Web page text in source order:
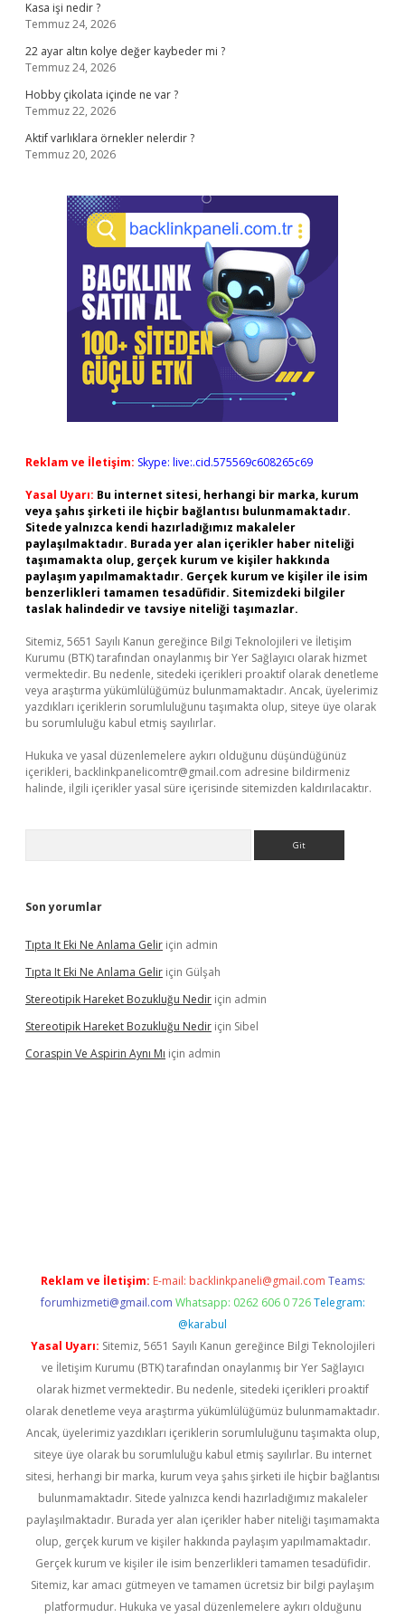
Kasa işi nedir ?
Temmuz 24, 2026
22 ayar altın kolye değer kaybeder mi ?
Temmuz 24, 2026
Hobby çikolata içinde ne var ?
Temmuz 22, 2026
Aktif varlıklara örnekler nelerdir ?
Temmuz 20, 2026
Reklam ve İletişim: Skype: live:.cid.575569c608265c69
Yasal Uyarı: Bu internet sitesi, herhangi bir marka, kurum
veya şahıs şirketi ile hiçbir bağlantısı bulunmamaktadır.
Sitede yalnızca kendi hazırladığımız makaleler
paylaşılmaktadır. Burada yer alan içerikler haber niteliği
taşımamakta olup, gerçek kurum ve kişiler hakkında
paylaşım yapılmamaktadır. Gerçek kurum ve kişiler ile isim
benzerlikleri tamamen tesadüfidir. Sitemizdeki bilgiler
taslak halindedir ve tavsiye niteliği taşımazlar.
Sitemiz, 5651 Sayılı Kanun gereğince Bilgi Teknolojileri ve İletişim
Kurumu (BTK) tarafından onaylanmış bir Yer Sağlayıcı olarak hizmet
vermektedir. Bu nedenle, sitedeki içerikleri proaktif olarak denetleme
veya araştırma yükümlülüğümüz bulunmamaktadır. Ancak, üyelerimiz
yazdıkları içeriklerin sorumluluğunu taşımakta olup, siteye üye olarak
bu sorumluluğu kabul etmiş sayılırlar.
Hukuka ve yasal düzenlemelere aykırı olduğunu düşündüğünüz
içerikleri, backlinkpanelicomtr@gmail.com adresine bildirmeniz
halinde, ilgili içerikler yasal süre içerisinde sitemizden kaldırılacaktır.
Son yorumlar
Tıpta It Eki Ne Anlama Gelir için admin
Tıpta It Eki Ne Anlama Gelir için Gülşah
Stereotipik Hareket Bozukluğu Nedir için admin
Stereotipik Hareket Bozukluğu Nedir için Sibel
Coraspin Ve Aspirin Aynı Mı için admin
Reklam ve İletişim: E-mail: backlinkpaneli@gmail.com Teams:
forumhizmeti@gmail.com Whatsapp: 0262 606 0 726 Telegram:
@karabul
Yasal Uyarı: Sitemiz, 5651 Sayılı Kanun gereğince Bilgi Teknolojileri
ve İletişim Kurumu (BTK) tarafından onaylanmış bir Yer Sağlayıcı
olarak hizmet vermektedir. Bu nedenle, sitedeki içerikleri proaktif
olarak denetleme veya araştırma yükümlülüğümüz bulunmamaktadır.
Ancak, üyelerimiz yazdıkları içeriklerin sorumluluğunu taşımakta olup,
siteye üye olarak bu sorumluluğu kabul etmiş sayılırlar. Bu internet
sitesi, herhangi bir marka, kurum veya şahıs şirketi ile hiçbir bağlantısı
bulunmamaktadır. Sitede yalnızca kendi hazırladığımız makaleler
paylaşılmaktadır. Burada yer alan içerikler haber niteliği taşımamakta
olup, gerçek kurum ve kişiler hakkında paylaşım yapılmamaktadır.
Gerçek kurum ve kişiler ile isim benzerlikleri tamamen tesadüfidir.
Sitemiz, kar amacı gütmeyen ve tamamen ücretsiz bir bilgi paylaşım
platformudur. Hukuka ve yasal düzenlemelere aykırı olduğunu